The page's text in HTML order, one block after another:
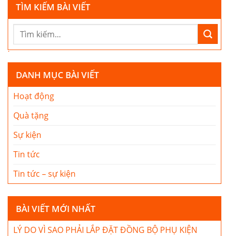
TÌM KIẾM BÀI VIẾT
DANH MỤC BÀI VIẾT
Hoạt động
Quà tặng
Sự kiện
Tin tức
Tin tức – sự kiện
BÀI VIẾT MỚI NHẤT
LÝ DO VÌ SAO PHẢI LẮP ĐẶT ĐỒNG BỘ PHỤ KIỆN